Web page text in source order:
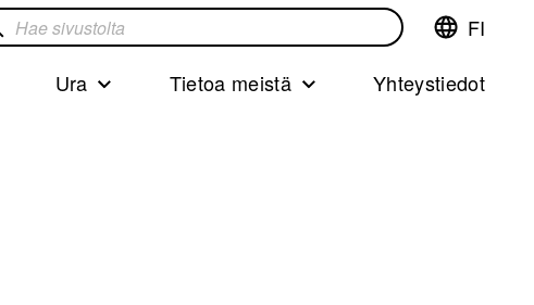
Vaihda
kieliFinnish
FI
Ura Tietoa meistä Yhteystiedot